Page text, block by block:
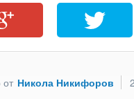
от Никола Никифоров